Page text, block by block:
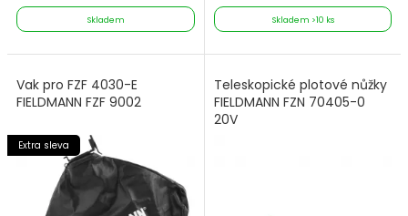
Skladem Skladem >10 ks
Vak pro FZF 4030-E
FIELDMANN FZF 9002
Extra sleva
Teleskopické plotové nůžky
FIELDMANN FZN 70405-0
20V